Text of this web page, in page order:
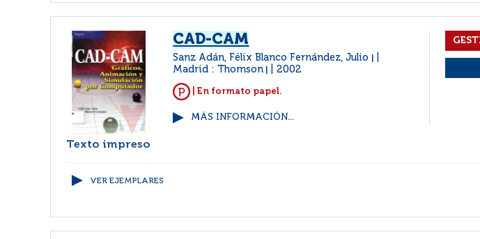
Texto impreso
CAD-CAM
Sanz Adán, Félix Blanco Fernández, Julio
Madrid : Thomson 2002
| En formato papel.
MÁS INFORMACIÓN...
VER EJEMPLARES